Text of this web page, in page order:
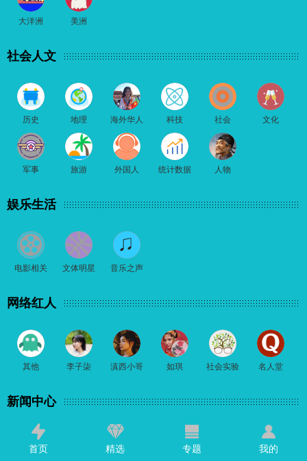
大洋洲 美洲
社会人文
历史 地理 海外华人 科技 社会 文化
军事 旅游 外国人 统计数据 人物
娱乐生活
电影相关 文体明星 音乐之声
网络红人
其他 李子柒 滇西小哥 如琪 社会实验 名人堂
新闻中心
首页 精选 专题 我的